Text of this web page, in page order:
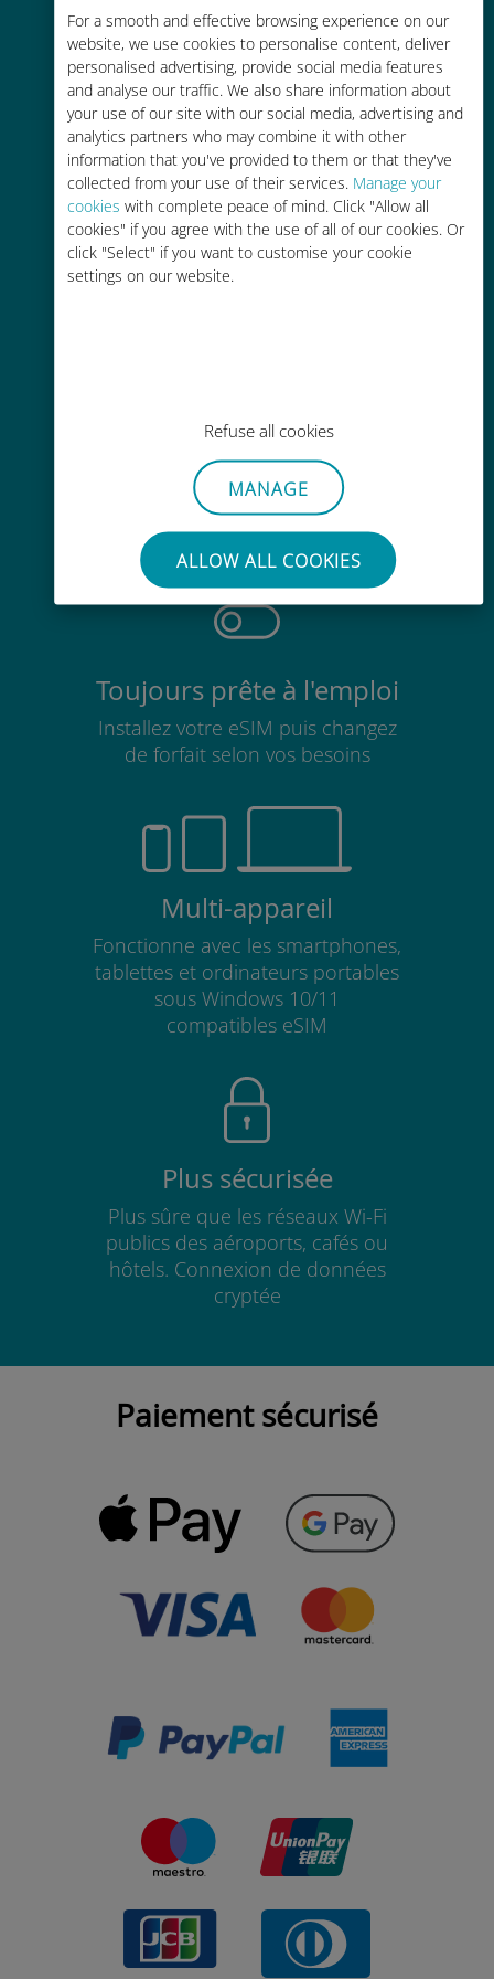
For a smooth and effective browsing experience on our
website, we use cookies to personalise content, deliver
personalised advertising, provide social media features
and analyse our traffic. We also share information about
your use of our site with our social media, advertising and
analytics partners who may combine it with other
information that you've provided to them or that they've
collected from your use of their services. Manage your
cookies with complete peace of mind. Click "Allow all
cookies" if you agree with the use of all of our cookies. Or
click "Select" if you want to customise your cookie
settings on our website.
Refuse all cookies
MANAGE
ALLOW ALL COOKIES
Économique
Jusqu'à 90 % moins cher que les
frais d'itinérance avec votre
opérateur habituel
Recharge facile
Partout via l'app Ubigi, même sans
Sans effort
Pas besoin de retirer votre carte
SIM existante
Toujours prête à l'emploi
Installez votre eSIM puis changez
de forfait selon vos besoins
Multi-appareil
Fonctionne avec les smartphones,
tablettes et ordinateurs portables
sous Windows 10/11
compatibles eSIM
Plus sécurisée
Plus sûre que les réseaux Wi-Fi
publics des aéroports, cafés ou
hôtels. Connexion de données
cryptée
Paiement sécurisé